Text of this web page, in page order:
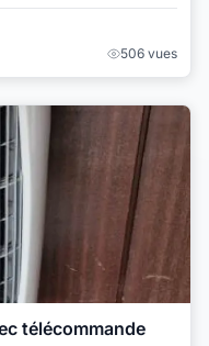
506 vues
télécommande